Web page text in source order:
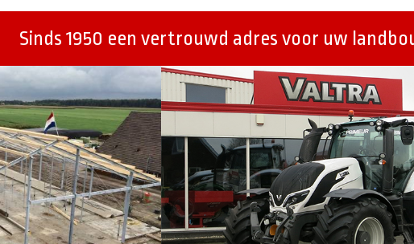
Sinds 1950 een vertrouwd adres voor uw